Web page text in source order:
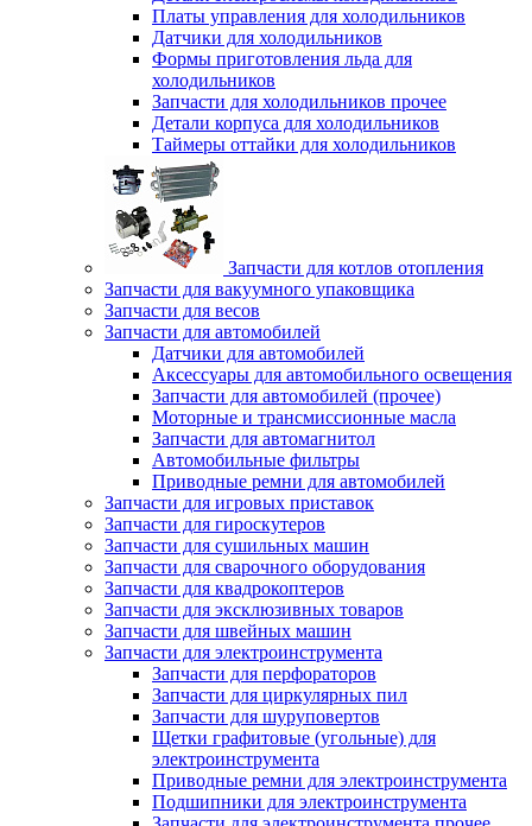
Платы управления для холодильников
Датчики для холодильников
Формы приготовления льда для
холодильников
Запчасти для холодильников прочее
Детали корпуса для холодильников
Таймеры оттайки для холодильников
Запчасти для котлов отопления
Запчасти для вакуумного упаковщика
Запчасти для весов
Запчасти для автомобилей
Датчики для автомобилей
Аксессуары для автомобильного освещения
Запчасти для автомобилей (прочее)
Моторные и трансмиссионные масла
Запчасти для автомагнитол
Автомобильные фильтры
Приводные ремни для автомобилей
Запчасти для игровых приставок
Запчасти для гироскутеров
Запчасти для сушильных машин
Запчасти для сварочного оборудования
Запчасти для квадрокоптеров
Запчасти для эксклюзивных товаров
Запчасти для швейных машин
Запчасти для электроинструмента
Запчасти для перфораторов
Запчасти для циркулярных пил
Запчасти для шуруповертов
Щетки графитовые (угольные) для
электроинструмента
Приводные ремни для электроинструмента
Подшипники для электроинструмента